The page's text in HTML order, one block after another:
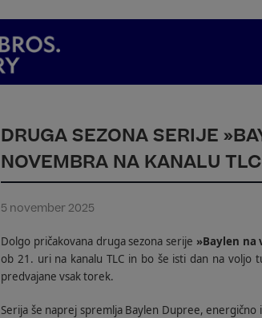
DRUGA SEZONA SERIJE
NOVEMBRA NA KANALU
5 november 2025
Dolgo pričakovana druga sezona serije »Baylen na
ob 21. uri na kanalu TLC in bo še isti dan na voljo
predvajane vsak torek.
Serija še naprej spremlja Baylen Dupree,